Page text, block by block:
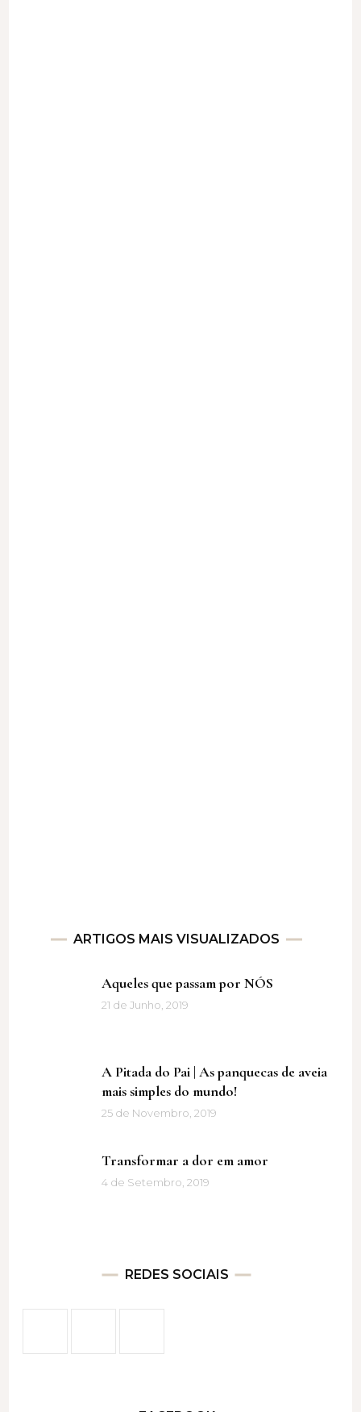
ARTIGOS MAIS VISUALIZADOS
Aqueles que passam por NÓS
21 de Junho, 2019
A Pitada do Pai | As panquecas de aveia
mais simples do mundo!
25 de Novembro, 2019
Transformar a dor em amor
4 de Setembro, 2019
REDES SOCIAIS